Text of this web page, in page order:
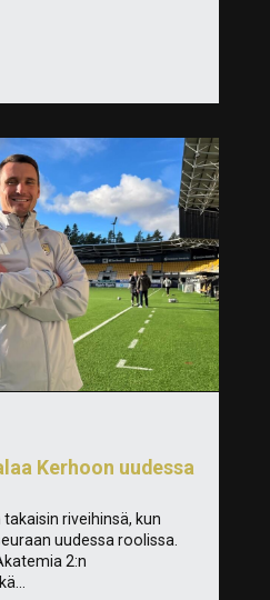
Kerhoon uudessa
riveihinsä, kun
uudessa roolissa.
2:n